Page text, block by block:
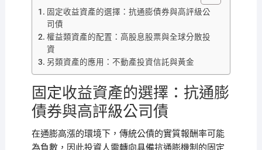
固定收益資產的選擇：抗通膨債券與高評級公
司債
權益類資產的配置：高股息股票與全球分散投
資
另類資產的應用：不動產投資信託與黃金
固定收益資產的選擇：抗通膨
債券與高評級公司債
在通膨高漲的環境下，傳統公債的實質報酬率可能
為負數，因此投資人需轉向具備抗通膨機制的固定